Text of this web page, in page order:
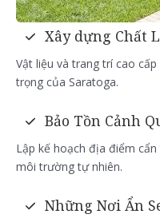
Xây dựng Chất
Vật liệu và trang trí cao
trọng của Saratoga.
Bảo Tồn Cảnh
Lập kế hoạch địa điểm
môi trường tự nhiên.
Những Nơi Ẩn